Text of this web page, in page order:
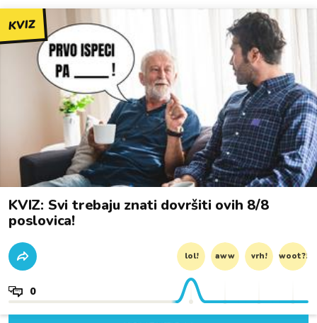
KVIZ
KVIZ: Svi trebaju znati dovršiti ovih 8/8
poslovica!
lol! aww vrh! woot?!
0